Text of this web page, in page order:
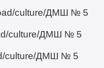
culture/ДМШ № 5
culture/ДМШ № 5
culture/ДМШ № 5